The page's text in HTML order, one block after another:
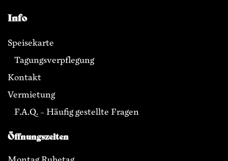
Info
Speisekarte
Tagungsverpflegung
Kontakt
Vermietung
F.A.Q. – Häufig gestellte Fragen
Öffnungszeiten